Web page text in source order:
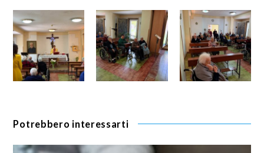
Potrebbero interessarti